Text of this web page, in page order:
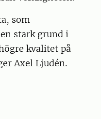
som
stark grund i
kvalitet på
Axel Ljudén.